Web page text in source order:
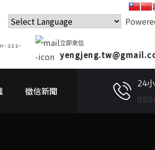
222- 立即來信
徵信新聞
24